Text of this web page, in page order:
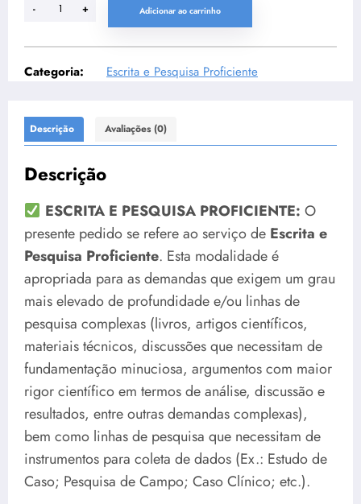
- + Adicionar ao carrinho
Categoria: Escrita e Pesquisa Proficiente
Descrição Avaliações (0)
Descrição
ESCRITA E PESQUISA PROFICIENTE: O
presente pedido se refere ao serviço de Escrita e
Pesquisa Proficiente. Esta modalidade é
apropriada para as demandas que exigem um grau
mais elevado de profundidade e/ou linhas de
pesquisa complexas (livros, artigos científicos,
materiais técnicos, discussões que necessitam de
fundamentação minuciosa, argumentos com maior
rigor científico em termos de análise, discussão e
resultados, entre outras demandas complexas),
bem como linhas de pesquisa que necessitam de
instrumentos para coleta de dados (Ex.: Estudo de
Caso; Pesquisa de Campo; Caso Clínico; etc.).